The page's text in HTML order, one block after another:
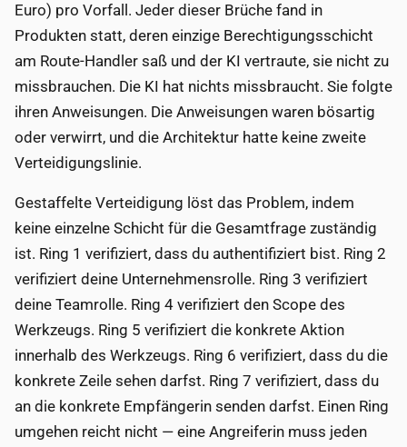
Euro) pro Vorfall. Jeder dieser Brüche fand in
Produkten statt, deren einzige Berechtigungsschicht
am Route-Handler saß und der KI vertraute, sie nicht zu
missbrauchen. Die KI hat nichts missbraucht. Sie folgte
ihren Anweisungen. Die Anweisungen waren bösartig
oder verwirrt, und die Architektur hatte keine zweite
Verteidigungslinie.
Gestaffelte Verteidigung löst das Problem, indem
keine einzelne Schicht für die Gesamtfrage zuständig
ist. Ring 1 verifiziert, dass du authentifiziert bist. Ring 2
verifiziert deine Unternehmensrolle. Ring 3 verifiziert
deine Teamrolle. Ring 4 verifiziert den Scope des
Werkzeugs. Ring 5 verifiziert die konkrete Aktion
innerhalb des Werkzeugs. Ring 6 verifiziert, dass du die
konkrete Zeile sehen darfst. Ring 7 verifiziert, dass du
an die konkrete Empfängerin senden darfst. Einen Ring
umgehen reicht nicht — eine Angreiferin muss jeden